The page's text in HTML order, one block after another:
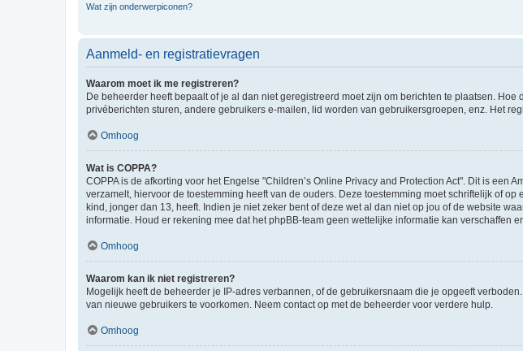
Wat zijn onderwerpiconen?
Aanmeld- en registratievragen
Waarom moet ik me registreren?
De beheerder heeft bepaalt of je al dan niet geregistreerd moet zijn om berichten te plaatsen.
privéberichten sturen, andere gebruikers e-mailen, lid worden van gebruikersgroepen, enz. Het
Omhoog
Wat is COPPA?
COPPA is de afkorting voor het Engelse "Children’s Online Privacy and Protection Act". Dit is
verzamelt, hiervoor de toestemming heeft van de ouders. Deze toestemming moet schriftelijk of
kind, jonger dan 13, heeft. Indien je niet zeker bent of deze wet al dan niet op jou of de website
informatie. Houd er rekening mee dat het phpBB-team geen wettelijke informatie kan
Omhoog
Waarom kan ik niet registreren?
Mogelijk heeft de beheerder je IP-adres verbannen, of de gebruikersnaam die je opgeeft
van nieuwe gebruikers te voorkomen. Neem contact op met de beheerder voor verdere hulp.
Omhoog